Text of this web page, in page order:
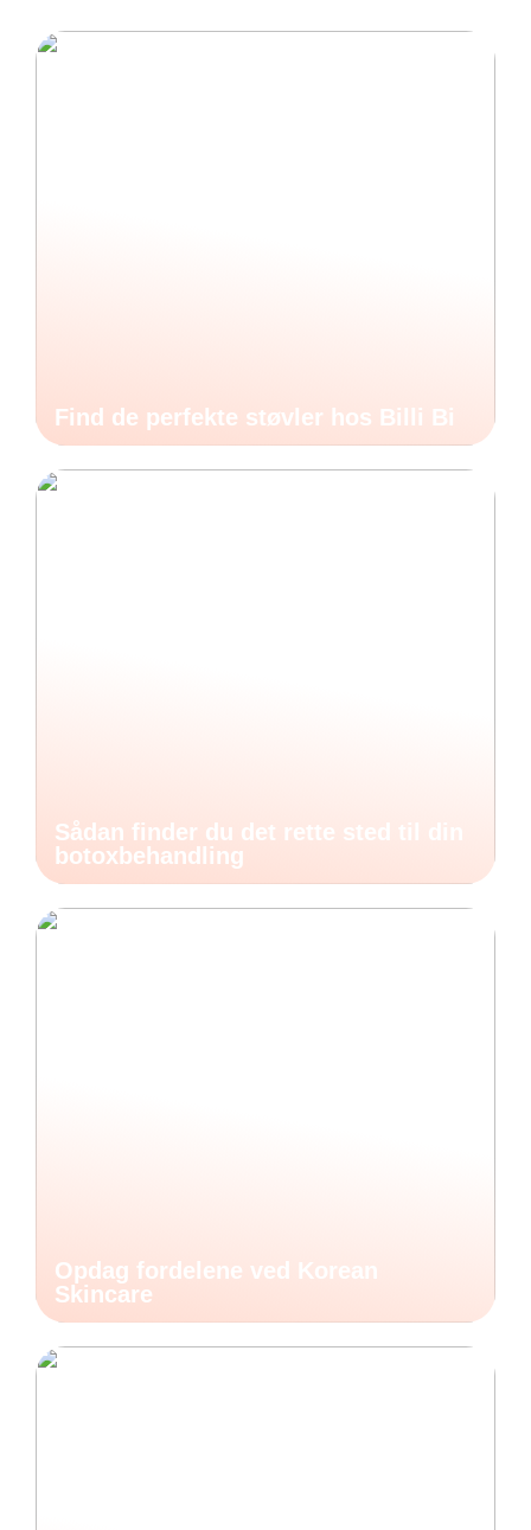
Find de perfekte støvler hos Billi Bi
Sådan finder du det rette sted til din
botoxbehandling
Opdag fordelene ved Korean
Skincare